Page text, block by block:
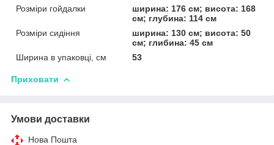
Розміри гойдалки
ширина: 176 см; висота: 168
см; глубина: 114 см
Розміри сидіння
ширина: 130 см; висота: 50
см; глибина: 45 см
Ширина в упаковці, см
53
Приховати
Умови доставки
Нова Пошта